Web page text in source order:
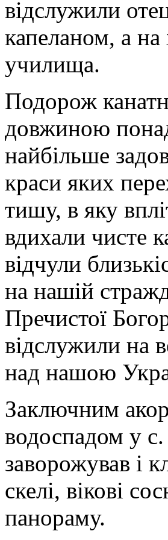
відслужили
капеланом, а на
училища.
Подорож
довжиною
найбільше
краси яких
тишу, в яку
вдихали чисте
відчули
на нашій
Пречистої
відслужили на
над нашою
Заключним
водоспадом у с.
заворожував і
скелі, вікові
панораму.